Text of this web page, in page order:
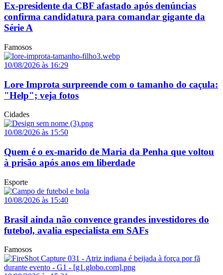
Ex-presidente da CBF afastado após denúncias
confirma candidatura para comandar gigante da
Série A
Famosos
10/08/2026 às 16:29
Lore Improta surpreende com o tamanho do caçula:
"Help"; veja fotos
Cidades
10/08/2026 às 15:50
Quem é o ex-marido de Maria da Penha que voltou
à prisão após anos em liberdade
Esporte
10/08/2026 às 15:40
Brasil ainda não convence grandes investidores do
futebol, avalia especialista em SAFs
Famosos